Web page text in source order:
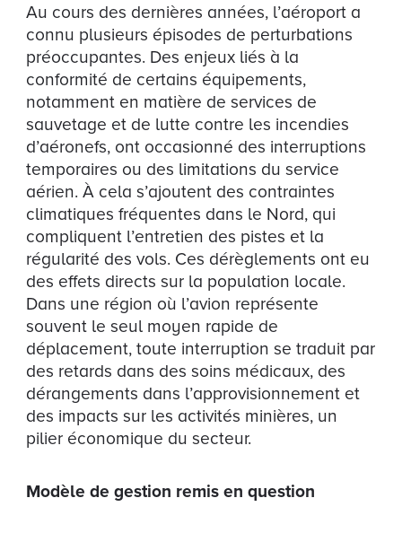
Au cours des dernières années, l’aéroport a
connu plusieurs épisodes de perturbations
préoccupantes. Des enjeux liés à la
conformité de certains équipements,
notamment en matière de services de
sauvetage et de lutte contre les incendies
d’aéronefs, ont occasionné des interruptions
temporaires ou des limitations du service
aérien. À cela s’ajoutent des contraintes
climatiques fréquentes dans le Nord, qui
compliquent l’entretien des pistes et la
régularité des vols. Ces dérèglements ont eu
des effets directs sur la population locale.
Dans une région où l’avion représente
souvent le seul moyen rapide de
déplacement, toute interruption se traduit par
des retards dans des soins médicaux, des
dérangements dans l’approvisionnement et
des impacts sur les activités minières, un
pilier économique du secteur.
Modèle de gestion remis en question